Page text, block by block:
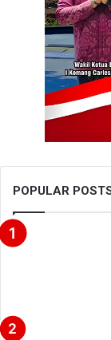
POPULAR